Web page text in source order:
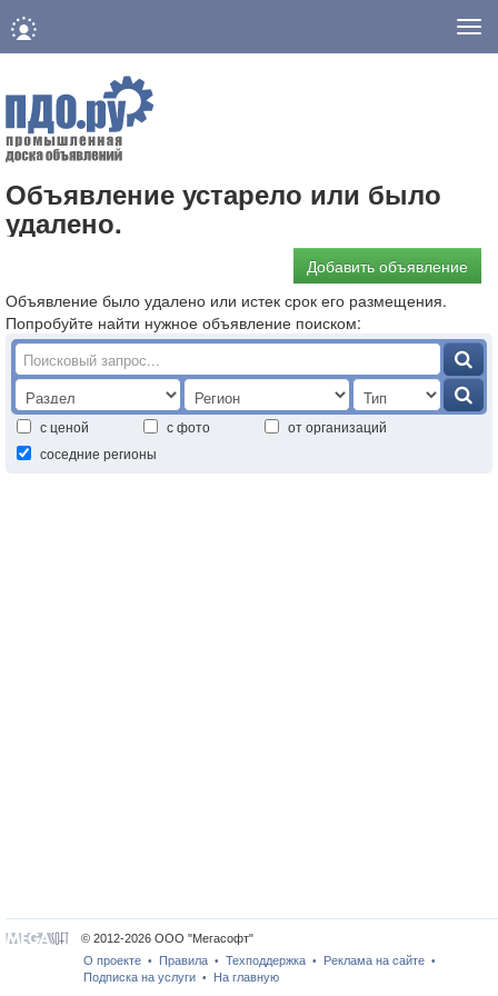
Объявление устарело или было
удалено.
Добавить объявление
Объявление было удалено или истек срок его размещения.
Попробуйте найти нужное объявление поиском:
с ценой с фото
от организаций
соседние регионы
© 2012-2026 ООО "Мегасофт"
О проекте • Правила • Техподдержка • Реклама на сайте •
Подписка на услуги • На главную